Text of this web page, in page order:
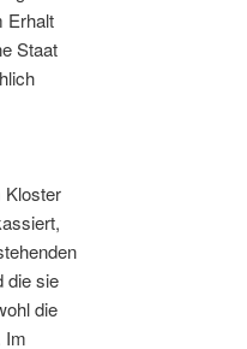
Erhalt
Staat
Kloster
die sie
die
Im